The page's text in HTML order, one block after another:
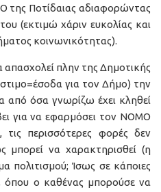
της Ποτίδαιας αδιαφορώντας
(εκτιμώ χάριν ευκολίας και
κοινωνικότητας).
πλην της Δημοτικής
για τον Δήμο) την
από όσα γνωρίζω έχει κληθεί
για να εφαρμόσει τον ΝΟΜΟ
περισσότερες φορές δεν
μπορεί να χαρακτηρισθεί (η
πολιτισμού; Ίσως σε κάποιες
όπου ο καθένας μπορούσε να